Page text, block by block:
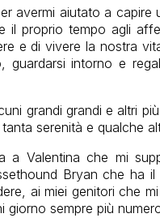
avermi aiutato a
il proprio tempo agli
e di vivere la nostra
guardarsi intorno e
grandi grandi e altri
serenità e qualche
a Valentina che mi
Bryan che ha
ai miei genitori che
giorno sempre più